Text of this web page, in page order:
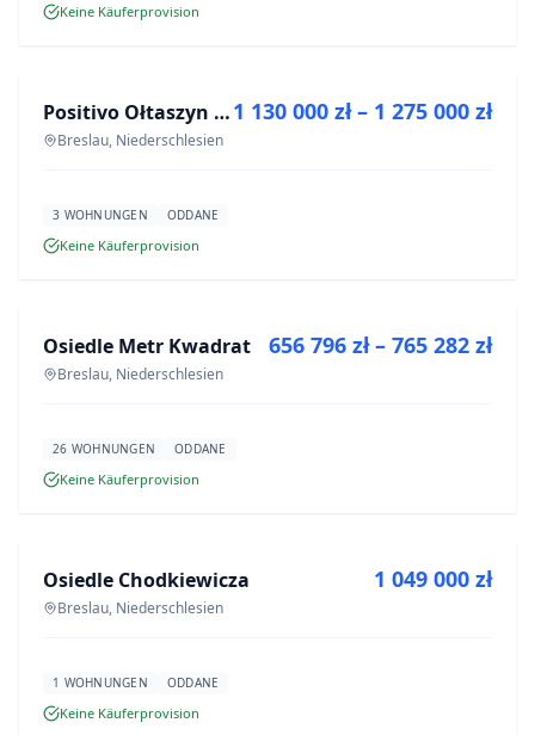
Keine Käuferprovision
NEUBAU Positivo Ołtaszyn - mieszkania wykończone pod klucz
Breslau, Niederschlesien
1 130 000 zł – 1 275 000 zł
3 WOHNUNGEN ODDANE
Keine Käuferprovision
NEUBAU
Osiedle Metr Kwadrat
Breslau, Niederschlesien
656 796 zł – 765 282 zł
26 WOHNUNGEN ODDANE
Keine Käuferprovision
NEUBAU
Osiedle Chodkiewicza
Breslau, Niederschlesien
1 049 000 zł
1 WOHNUNGEN ODDANE
Keine Käuferprovision